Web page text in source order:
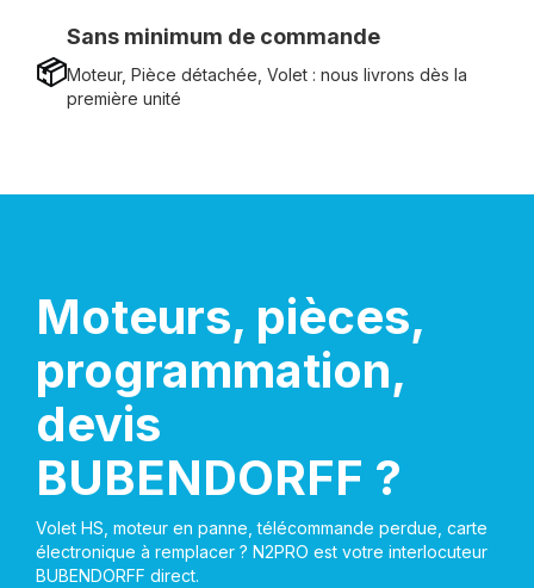
📦
Sans minimum de commande
Moteur, Pièce détachée, Volet : nous livrons dès la
première unité
Moteurs, pièces,
programmation,
devis
BUBENDORFF ?
Volet HS, moteur en panne, télécommande perdue, carte
électronique à remplacer ? N2PRO est votre interlocuteur
BUBENDORFF direct.